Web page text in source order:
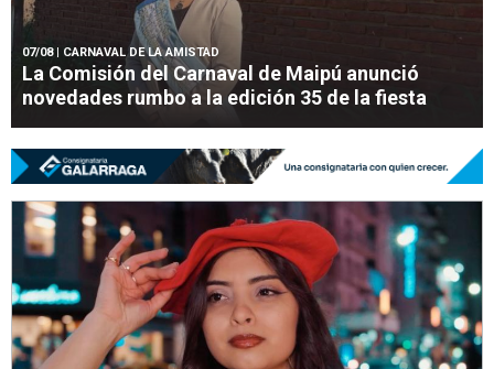
07/08| CARNAVAL DE LA AMISTAD
La Comisión del Carnaval de Maipú anunció
novedades rumbo a la edición 35 de la fiesta